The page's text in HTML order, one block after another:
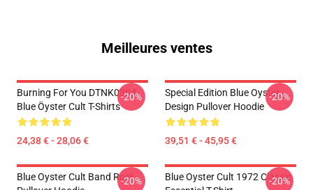
Meilleures ventes
Burning For You DTNK0304
Blue Öyster Cult T-Shirts
24,38 € - 28,06 €
-20%
Special Edition Blue Oyster
Design Pullover Hoodie
39,51 € - 45,95 €
-20%
Blue Oyster Cult Band Rock
-20%
Blue Oyster Cult 1972 Classic
-20%